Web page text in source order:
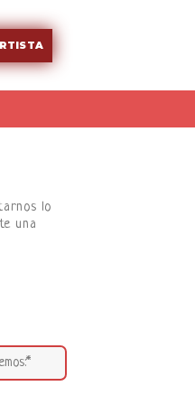
lo
una